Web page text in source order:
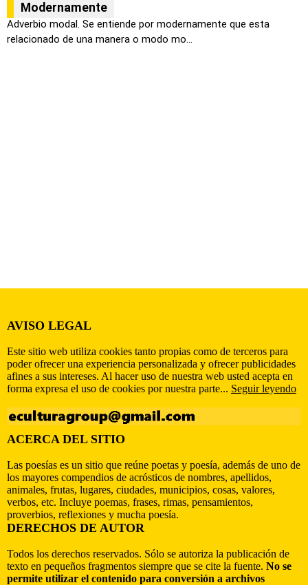
Modernamente
Adverbio modal. Se entiende por modernamente que esta
relacionado de una manera o modo mo...
AVISO LEGAL
Este sitio web utiliza cookies tanto propias como de terceros para
poder ofrecer una experiencia personalizada y ofrecer publicidades
afines a sus intereses. Al hacer uso de nuestra web usted acepta en
forma expresa el uso de cookies por nuestra parte... Seguir leyendo
ACERCA DEL SITIO
Las poesías es un sitio que reúne poetas y poesía, además de uno de
los mayores compendios de acrósticos de nombres, apellidos,
animales, frutas, lugares, ciudades, municipios, cosas, valores,
verbos, etc. Incluye poemas, frases, rimas, pensamientos,
proverbios, reflexiones y mucha poesía.
DERECHOS DE AUTOR
Todos los derechos reservados. Sólo se autoriza la publicación de
texto en pequeños fragmentos siempre que se cite la fuente. No se
permite utilizar el contenido para conversión a archivos